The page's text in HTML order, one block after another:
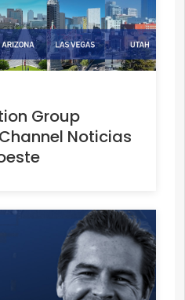
Group
Noticias